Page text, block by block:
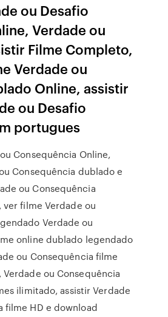
ou Desafio
Verdade ou
Filme Completo,
Verdade ou
Online, assistir
ou Desafio
portugues
Consequência Online,
Consequência dublado e
ou Consequência
filme Verdade ou
Verdade ou
online dublado legendado
ou Consequência filme
ou Consequência
ilimitado, assistir Verdade
filme HD e download